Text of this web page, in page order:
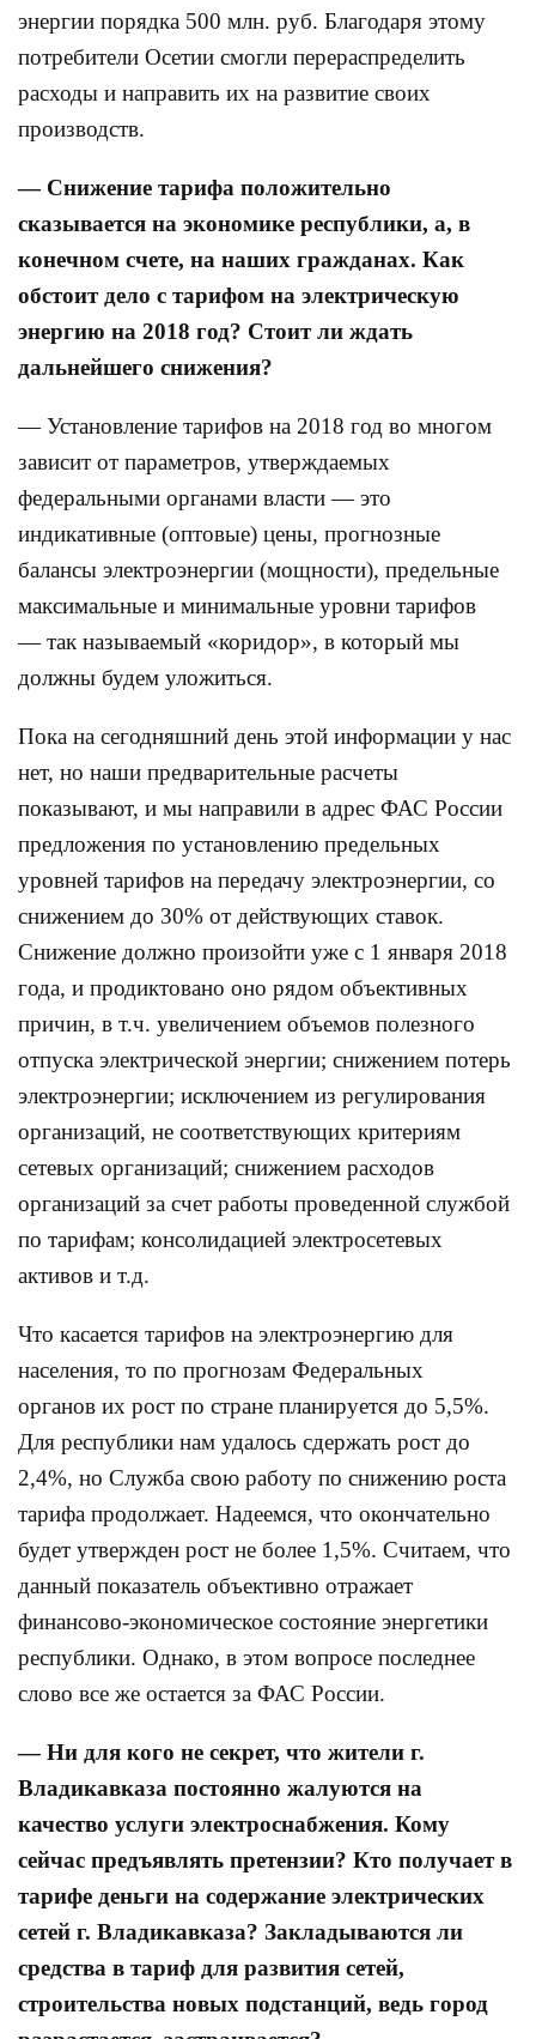
энергии порядка 500 млн. руб. Благодаря этому
потребители Осетии смогли перераспределить
расходы и направить их на развитие своих
производств.
— Снижение тарифа положительно
сказывается на экономике республики, а, в
конечном счете, на наших гражданах. Как
обстоит дело с тарифом на электрическую
энергию на 2018 год? Стоит ли ждать
дальнейшего снижения?
— Установление тарифов на 2018 год во многом
зависит от параметров, утверждаемых
федеральными органами власти — это
индикативные (оптовые) цены, прогнозные
балансы электроэнергии (мощности), предельные
максимальные и минимальные уровни тарифов
— так называемый «коридор», в который мы
должны будем уложиться.
Пока на сегодняшний день этой информации у нас
нет, но наши предварительные расчеты
показывают, и мы направили в адрес ФАС России
предложения по установлению предельных
уровней тарифов на передачу электроэнергии, со
снижением до 30% от действующих ставок.
Снижение должно произойти уже с 1 января 2018
года, и продиктовано оно рядом объективных
причин, в т.ч. увеличением объемов полезного
отпуска электрической энергии; снижением потерь
электроэнергии; исключением из регулирования
организаций, не соответствующих критериям
сетевых организаций; снижением расходов
организаций за счет работы проведенной службой
по тарифам; консолидацией электросетевых
активов и т.д.
Что касается тарифов на электроэнергию для
населения, то по прогнозам Федеральных
органов их рост по стране планируется до 5,5%.
Для республики нам удалось сдержать рост до
2,4%, но Служба свою работу по снижению роста
тарифа продолжает. Надеемся, что окончательно
будет утвержден рост не более 1,5%. Считаем, что
данный показатель объективно отражает
финансово-экономическое состояние энергетики
республики. Однако, в этом вопросе последнее
слово все же остается за ФАС России.
— Ни для кого не секрет, что жители г.
Владикавказа постоянно жалуются на
качество услуги электроснабжения. Кому
сейчас предъявлять претензии? Кто получает в
тарифе деньги на содержание электрических
сетей г. Владикавказа? Закладываются ли
средства в тариф для развития сетей,
строительства новых подстанций, ведь город